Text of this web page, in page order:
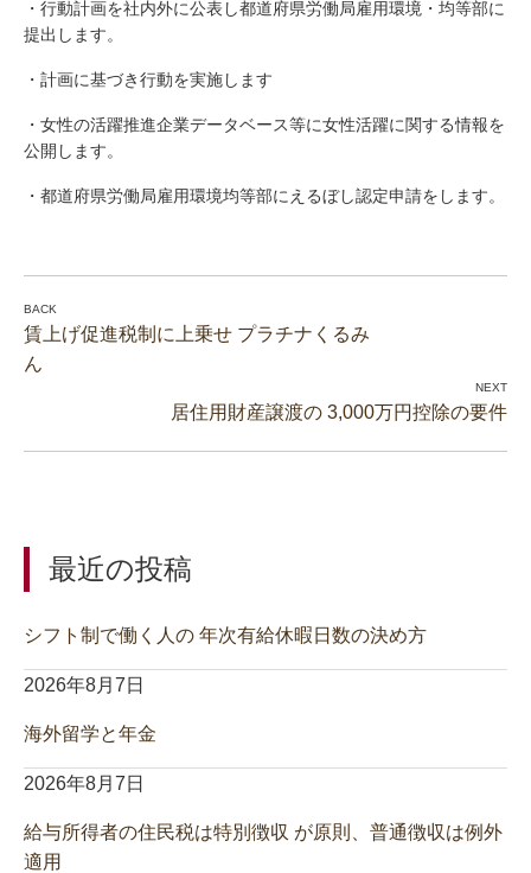
・行動計画を社内外に公表し都道府県労働局雇用環境・均等部に
提出します。
・計画に基づき行動を実施します
・女性の活躍推進企業データベース等に女性活躍に関する情報を
公開します。
・都道府県労働局雇用環境均等部にえるぼし認定申請をします。
賃上げ促進税制に上乗せ プラチナくるみ
ん
居住用財産譲渡の 3,000万円控除の要件
最近の投稿
シフト制で働く人の 年次有給休暇日数の決め方
2026年8月7日
海外留学と年金
2026年8月7日
給与所得者の住民税は特別徴収 が原則、普通徴収は例外
適用